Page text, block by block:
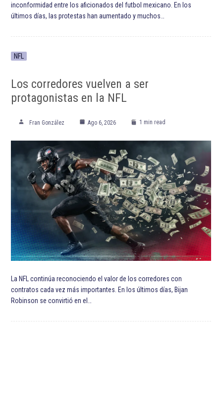
inconformidad entre los aficionados del futbol mexicano. En los
últimos días, las protestas han aumentado y muchos…
NFL
Los corredores vuelven a ser
protagonistas en la NFL
Fran González Ago 6, 2026 1 min read
La NFL continúa reconociendo el valor de los corredores con
contratos cada vez más importantes. En los últimos días, Bijan
Robinson se convirtió en el…